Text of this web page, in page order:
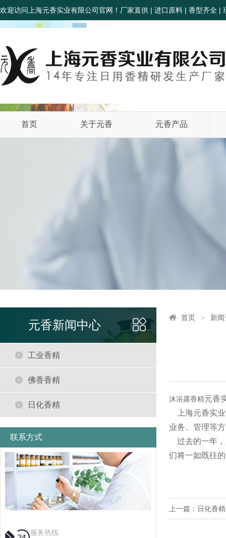
欢迎访问上海元香实业有限公司官网！厂家直供 | 进口原料 | 香型齐全 |
首页 关于元香 元香产品
元香新闻中心
工业香精
佛香香精
日化香精
联系方式
服务热线
首页 新
沐浴露香精元香
上海元香实业
业务、管理等
过去的一年，
们将一如既往
上一篇： 日化香精